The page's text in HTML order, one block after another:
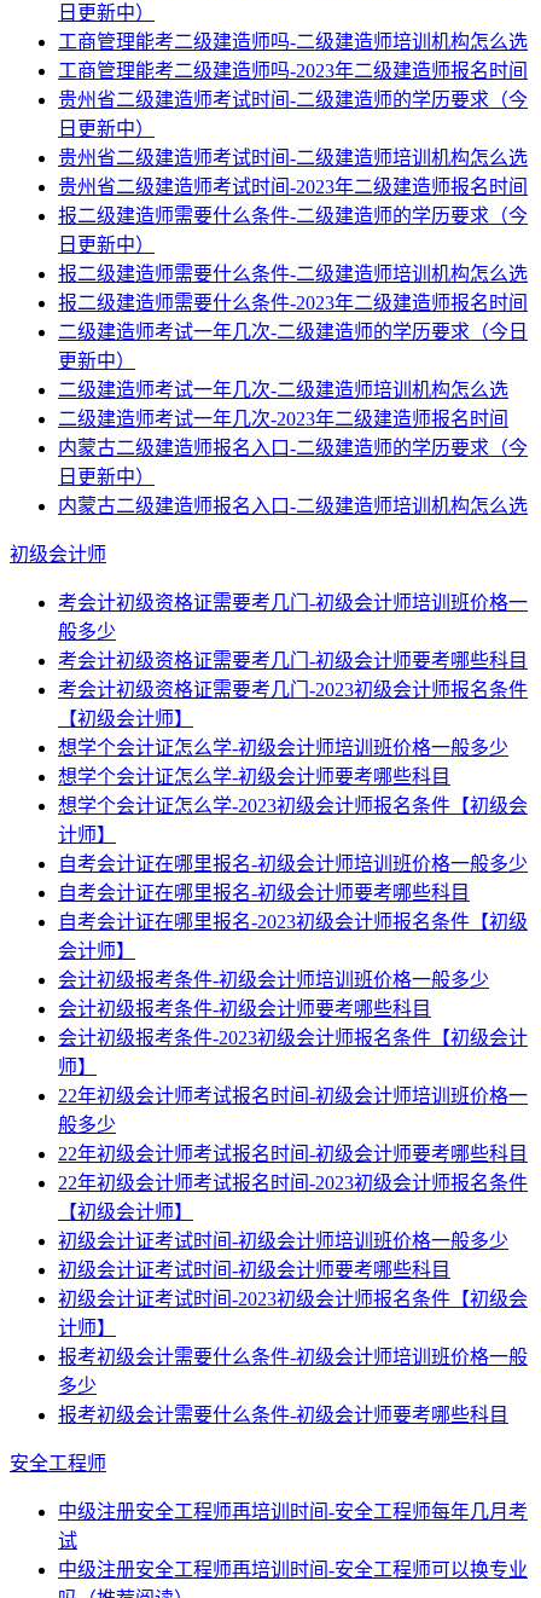
日更新中）
工商管理能考二级建造师吗-二级建造师培训机构怎么选
工商管理能考二级建造师吗-2023年二级建造师报名时间
贵州省二级建造师考试时间-二级建造师的学历要求（今
日更新中）
贵州省二级建造师考试时间-二级建造师培训机构怎么选
贵州省二级建造师考试时间-2023年二级建造师报名时间
报二级建造师需要什么条件-二级建造师的学历要求（今
日更新中）
报二级建造师需要什么条件-二级建造师培训机构怎么选
报二级建造师需要什么条件-2023年二级建造师报名时间
二级建造师考试一年几次-二级建造师的学历要求（今日
更新中）
二级建造师考试一年几次-二级建造师培训机构怎么选
二级建造师考试一年几次-2023年二级建造师报名时间
内蒙古二级建造师报名入口-二级建造师的学历要求（今
日更新中）
内蒙古二级建造师报名入口-二级建造师培训机构怎么选
初级会计师
考会计初级资格证需要考几门-初级会计师培训班价格一
般多少
考会计初级资格证需要考几门-初级会计师要考哪些科目
考会计初级资格证需要考几门-2023初级会计师报名条件
【初级会计师】
想学个会计证怎么学-初级会计师培训班价格一般多少
想学个会计证怎么学-初级会计师要考哪些科目
想学个会计证怎么学-2023初级会计师报名条件【初级会
计师】
自考会计证在哪里报名-初级会计师培训班价格一般多少
自考会计证在哪里报名-初级会计师要考哪些科目
自考会计证在哪里报名-2023初级会计师报名条件【初级
会计师】
会计初级报考条件-初级会计师培训班价格一般多少
会计初级报考条件-初级会计师要考哪些科目
会计初级报考条件-2023初级会计师报名条件【初级会计
师】
22年初级会计师考试报名时间-初级会计师培训班价格一
般多少
22年初级会计师考试报名时间-初级会计师要考哪些科目
22年初级会计师考试报名时间-2023初级会计师报名条件
【初级会计师】
初级会计证考试时间-初级会计师培训班价格一般多少
初级会计证考试时间-初级会计师要考哪些科目
初级会计证考试时间-2023初级会计师报名条件【初级会
计师】
报考初级会计需要什么条件-初级会计师培训班价格一般
多少
报考初级会计需要什么条件-初级会计师要考哪些科目
安全工程师
中级注册安全工程师再培训时间-安全工程师每年几月考
试
中级注册安全工程师再培训时间-安全工程师可以换专业